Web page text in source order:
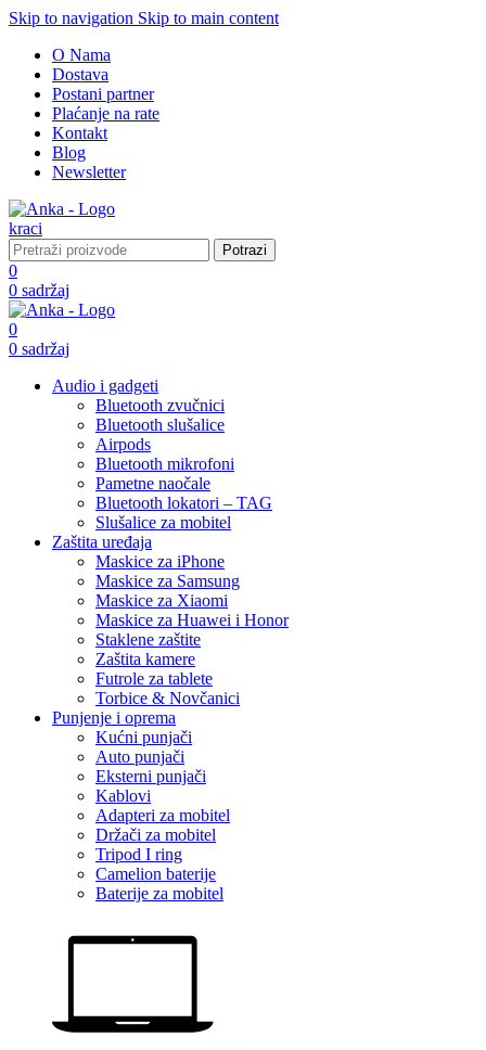
Skip to navigation Skip to main content
O Nama
Dostava
Postani partner
Plaćanje na rate
Kontakt
Blog
Newsletter
Potrazi
0
0 sadržaj
0
0 sadržaj
Audio i gadgeti
Bluetooth zvučnici
Bluetooth slušalice
Airpods
Bluetooth mikrofoni
Pametne naočale
Bluetooth lokatori – TAG
Slušalice za mobitel
Zaštita uređaja
Maskice za iPhone
Maskice za Samsung
Maskice za Xiaomi
Maskice za Huawei i Honor
Staklene zaštite
Zaštita kamere
Futrole za tablete
Torbice & Novčanici
Punjenje i oprema
Kućni punjači
Auto punjači
Eksterni punjači
Kablovi
Adapteri za mobitel
Držači za mobitel
Tripod I ring
Camelion baterije
Baterije za mobitel